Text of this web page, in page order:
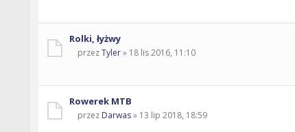
Rolki, łyżwy
przezTyler» 18 lis 2016, 11:10
Rowerek MTB
przez Darwas» 13 lip 2018, 18:59